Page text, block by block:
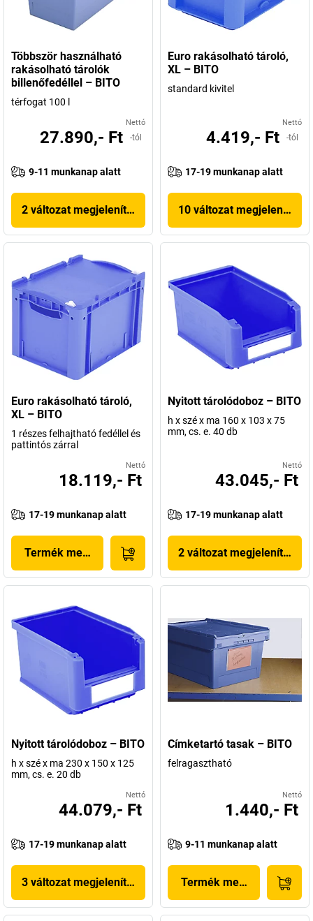
Többször használható
rakásolható tárolók
billenőfedéllel – BITO
térfogat 100 l
Nettó
27.890,- Ft -tól
9-11 munkanap alatt
2 változat megjelenítése
Euro rakásolható tároló,
XL – BITO
standard kivitel
Nettó
4.419,- Ft -tól
17-19 munkanap alatt
10 változat megjelenítése
Euro rakásolható tároló,
XL – BITO
1 részes felhajtható fedéllel és
pattintós zárral
Nettó
18.119,- Ft
17-19 munkanap alatt
Termék megjelenítése
Nyitott tárolódoboz – BITO
h x szé x ma 160 x 103 x 75
mm, cs. e. 40 db
Nettó
43.045,- Ft
17-19 munkanap alatt
2 változat megjelenítése
Nyitott tárolódoboz – BITO
h x szé x ma 230 x 150 x 125
mm, cs. e. 20 db
Nettó
44.079,- Ft
17-19 munkanap alatt
3 változat megjelenítése
Címketartó tasak – BITO
felragasztható
Nettó
1.440,- Ft
9-11 munkanap alatt
Termék megjelenítése